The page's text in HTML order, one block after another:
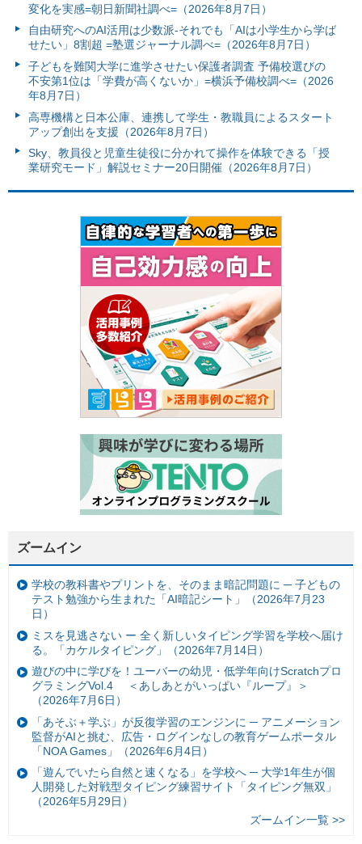
変化を実感=朝日新聞社調べ=（2026年8月7日）
自由研究へのAI活用は少数派-それでも「AIは小学生から学ば
せたい」8割超 =塾選ジャーナル調べ=（2026年8月7日）
子どもを難関大学に進学させたい保護者調査 予備校選びの
不安第1位は「学費が高くないか」=横浜予備校調べ=（2026
年8月7日）
高専機構と日本公庫、連携して学生・教職員によるスタート
アップ創出を支援（2026年8月7日）
Sky、教員役と児童生徒役に分かれて操作を体験できる「授
業研究モード」解説セミナー20日開催（2026年8月7日）
ズームイン
学校の教科書やプリントを、そのまま暗記問題に ─ 子どもの
テスト勉強から生まれた「AI暗記シート」（2026年7月23
日）
ミスを見逃さない ー 全く新しいタイピング学習を学校へ届け
る。「カケルタイピング」（2026年7月14日）
遊びの中に学びを！ユーバーの幼児・低学年向けScratchプロ
グラミングVol.4 ＜あしあとがいっぱい『ループ』＞
（2026年7月6日）
「あそぶ＋学ぶ」が反復学習のエンジンに ─ アニメーション
監督がAIと挑む、広告・ログインなしの教育ゲームポータル
「NOA Games」（2026年6月4日）
「遊んでいたら自然と速くなる」を学校へ ─ 大学1年生が個
人開発した対戦型タイピング練習サイト「タイピング無双」
（2026年5月29日）
ズームイン一覧 >>